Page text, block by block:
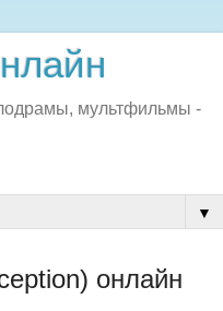
мультфильмы -
▼
онлайн